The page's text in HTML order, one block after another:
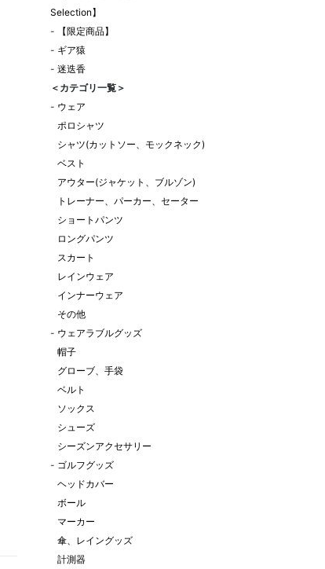
Selection】
-
【限定商品】
- ギア猿
- 迷迭香
＜カテゴリ一覧＞
- ウェア
ポロシャツ
シャツ(カットソー、モックネック)
ベスト
アウター(ジャケット、ブルゾン)
トレーナー、パーカー、セーター
ショートパンツ
ロングパンツ
スカート
レインウェア
インナーウェア
その他
- ウェアラブルグッズ
帽子
グローブ、手袋
ベルト
ソックス
シューズ
シーズンアクセサリー
- ゴルフグッズ
ヘッドカバー
ボール
マーカー
傘、レイングッズ
計測器